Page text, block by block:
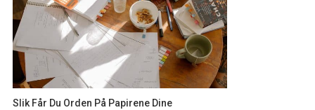
Slik Får Du Orden På Papirene Dine